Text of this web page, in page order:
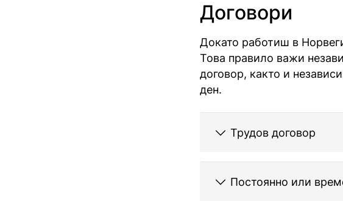
Договори
Докато работиш в
Това правило важи
договор, както и
ден.
Трудов договор
Постоянно или